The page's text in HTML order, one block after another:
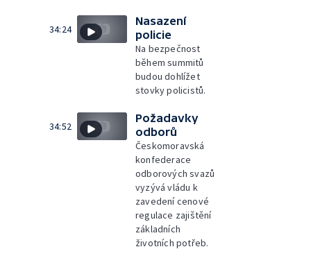
34:24
Nasazení
policie
Na bezpečnost
během summitů
budou dohlížet
stovky policistů.
34:52
Požadavky
odborů
Českomoravská
konfederace
odborových svazů
vyzývá vládu k
zavedení cenové
regulace zajištění
základních
životních potřeb.